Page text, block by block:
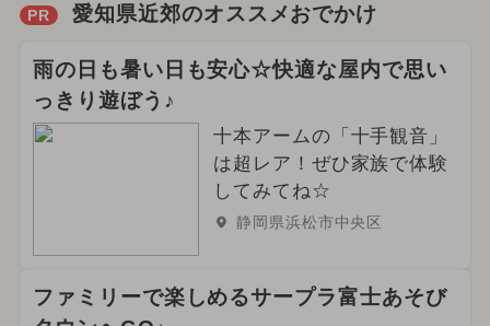
PR 愛知県近郊のオススメおでかけ
雨の日も暑い日も安心☆快適な屋内で思い
っきり遊ぼう♪
十本アームの「十手観音」
は超レア！ぜひ家族で体験
してみてね☆
静岡県浜松市中央区
ファミリーで楽しめるサープラ富士あそび